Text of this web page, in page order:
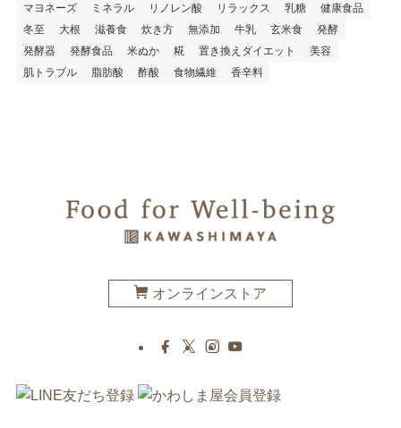
マヨネーズ
ミネラル リノレン酸 リラックス 乳糖
健康食品
冬至
大根 滋養食 炊き方 無添加 牛乳 玄米食
発酵
発酵器
発酵食品 米ぬか 糀 置き換えダイエット
美容
肌トラブル
脂肪酸 酢酸 食物繊維 香辛料
オンラインストア